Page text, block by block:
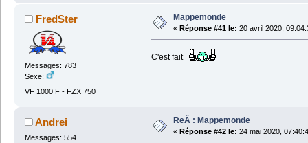
FredSter
Messages: 783
Sexe:
VF 1000 F - FZX 750
Mappemonde
« Réponse #41 le: 20 avril 2020,
C'est fait
Andrei
Messages: 554
ReÂ : Mappemonde
« Réponse #42 le: 24 mai 2020,